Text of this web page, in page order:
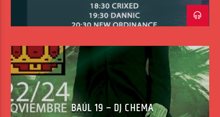
BAÚL 19 – DJ CHEMA